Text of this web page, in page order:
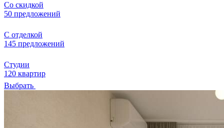
Со скидкой
50 предложений
С отделкой
145 предложений
Студии
120 квартир
Выбрать